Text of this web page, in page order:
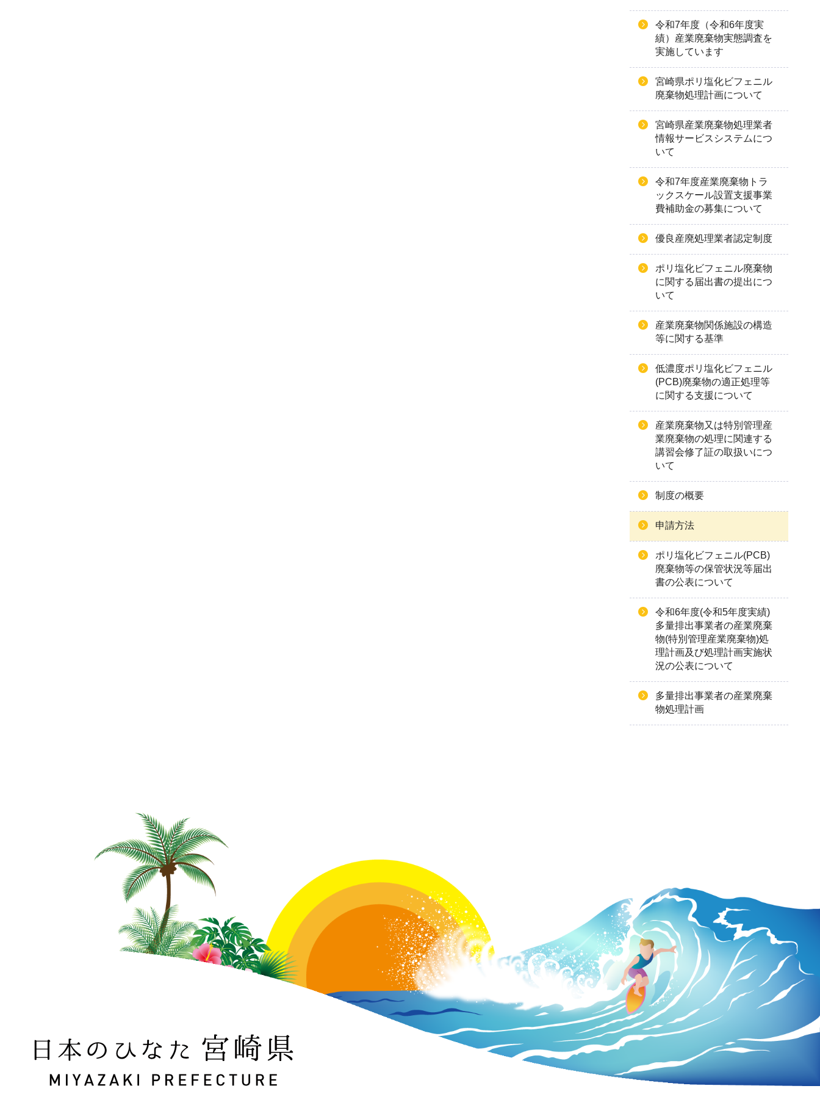
令和7年度（令和6年度実
績）産業廃棄物実態調査を
実施しています
宮崎県ポリ塩化ビフェニル
廃棄物処理計画について
宮崎県産業廃棄物処理業者
情報サービスシステムにつ
いて
令和7年度産業廃棄物トラ
ックスケール設置支援事業
費補助金の募集について
優良産廃処理業者認定制度
ポリ塩化ビフェニル廃棄物
に関する届出書の提出につ
いて
産業廃棄物関係施設の構造
等に関する基準
低濃度ポリ塩化ビフェニル
(PCB)廃棄物の適正処理等
に関する支援について
産業廃棄物又は特別管理産
業廃棄物の処理に関連する
講習会修了証の取扱いにつ
いて
制度の概要
申請方法
ポリ塩化ビフェニル(PCB)
廃棄物等の保管状況等届出
書の公表について
令和6年度(令和5年度実績)
多量排出事業者の産業廃棄
物(特別管理産業廃棄物)処
理計画及び処理計画実施状
況の公表について
多量排出事業者の産業廃棄
物処理計画
日本のひなた 宮崎県 MIYAZAKI PREFECTURE